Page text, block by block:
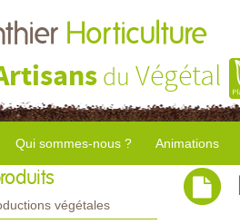
Horticulture
du Végétal
Qui sommes-nous ? Animations
végétales